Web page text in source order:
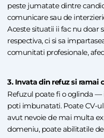
peste jumatate dintre
comunicare sau de
Aceste situatii ii fac nu doar
respectiva, ci si sa
comunitati profesionale,
3. Invata din refuz si ramai
Refuzul poate fi o oglinda —
poti imbunatati. Poate CV-
avut nevoie de mai multa
domeniu, poate abilitatile